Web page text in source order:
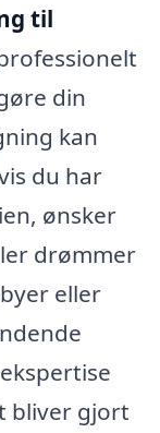
til
din
kan
du har
ønsker
drømmer
eller
bliver gjort